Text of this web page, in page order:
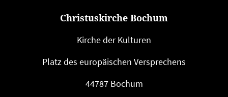
Christuskirche Bochum
Kirche der Kulturen
Platz des euro­päi­schen Versprechens
44787 Bochum